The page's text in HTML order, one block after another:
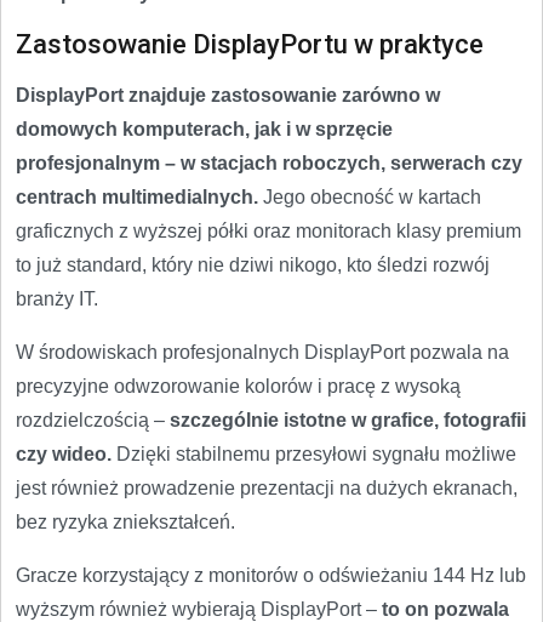
Zastosowanie DisplayPortu w praktyce
DisplayPort znajduje zastosowanie zarówno w
domowych komputerach, jak i w sprzęcie
profesjonalnym – w stacjach roboczych, serwerach czy
centrach multimedialnych. Jego obecność w kartach
graficznych z wyższej półki oraz monitorach klasy premium
to już standard, który nie dziwi nikogo, kto śledzi rozwój
branży IT.
W środowiskach profesjonalnych DisplayPort pozwala na
precyzyjne odwzorowanie kolorów i pracę z wysoką
rozdzielczością – szczególnie istotne w grafice, fotografii
czy wideo. Dzięki stabilnemu przesyłowi sygnału możliwe
jest również prowadzenie prezentacji na dużych ekranach,
bez ryzyka zniekształceń.
Gracze korzystający z monitorów o odświeżaniu 144 Hz lub
wyższym również wybierają DisplayPort – to on pozwala